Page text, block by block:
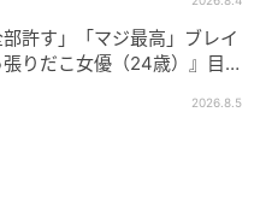
部許す」「マジ最高」ブレイ
りだこ女優（24歳）』目が
2026.8.5